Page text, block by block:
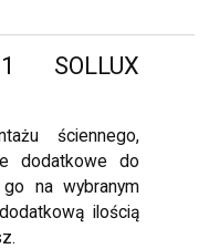
SOLLUX
ściennego,
dodatkowe do
go na wybranym
ilością